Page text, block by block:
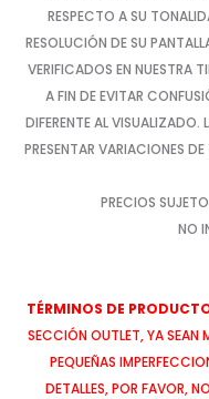
RESPECTO A SU
RESOLUCIÓN DE SU
VERIFICADOS EN NUESTRA
A FIN DE EVITAR
DIFERENTE AL VISUALIZADO.
PRESENTAR VARIACIONES
PRECIOS
NO
TÉRMINOS DE
SECCIÓN OUTLET, YA SEAN
PEQUEÑAS
DETALLES, POR FAVOR,